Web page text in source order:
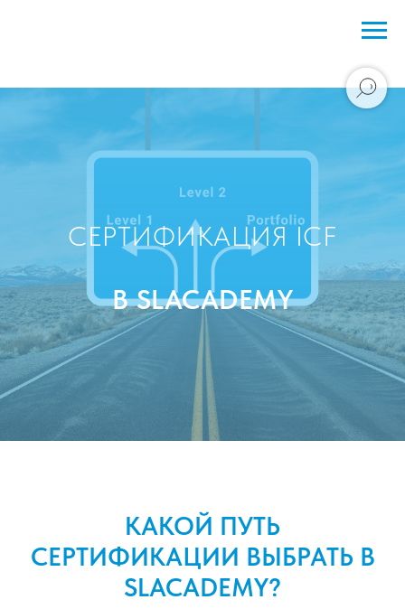
СЕРТИФИКАЦИЯ ICF
В SLACADEMY
КАКОЙ ПУТЬ
СЕРТИФИКАЦИИ ВЫБРАТЬ В
SLACADEMY?